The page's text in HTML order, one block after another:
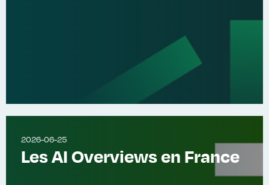
2026-06-25
Les AI Overviews en France